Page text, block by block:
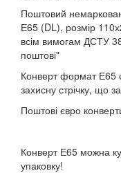
Поштовий
Е65 (DL), розмір
всім вимогам ДСТУ
поштові"
Конверт формат Е65
захисну стрічку, що
Поштові євро
Конверт Е65 можна
упаковку!